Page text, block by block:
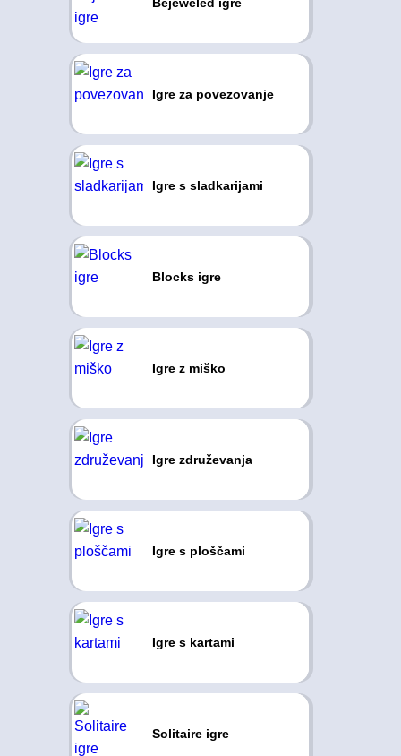
Igre za povezovanje
Igre s sladkarijami
Blocks igre
Igre z miško
Igre združevanja
Igre s ploščami
Igre s kartami
Solitaire igre